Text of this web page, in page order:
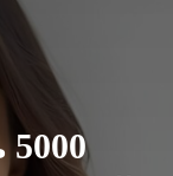
5000